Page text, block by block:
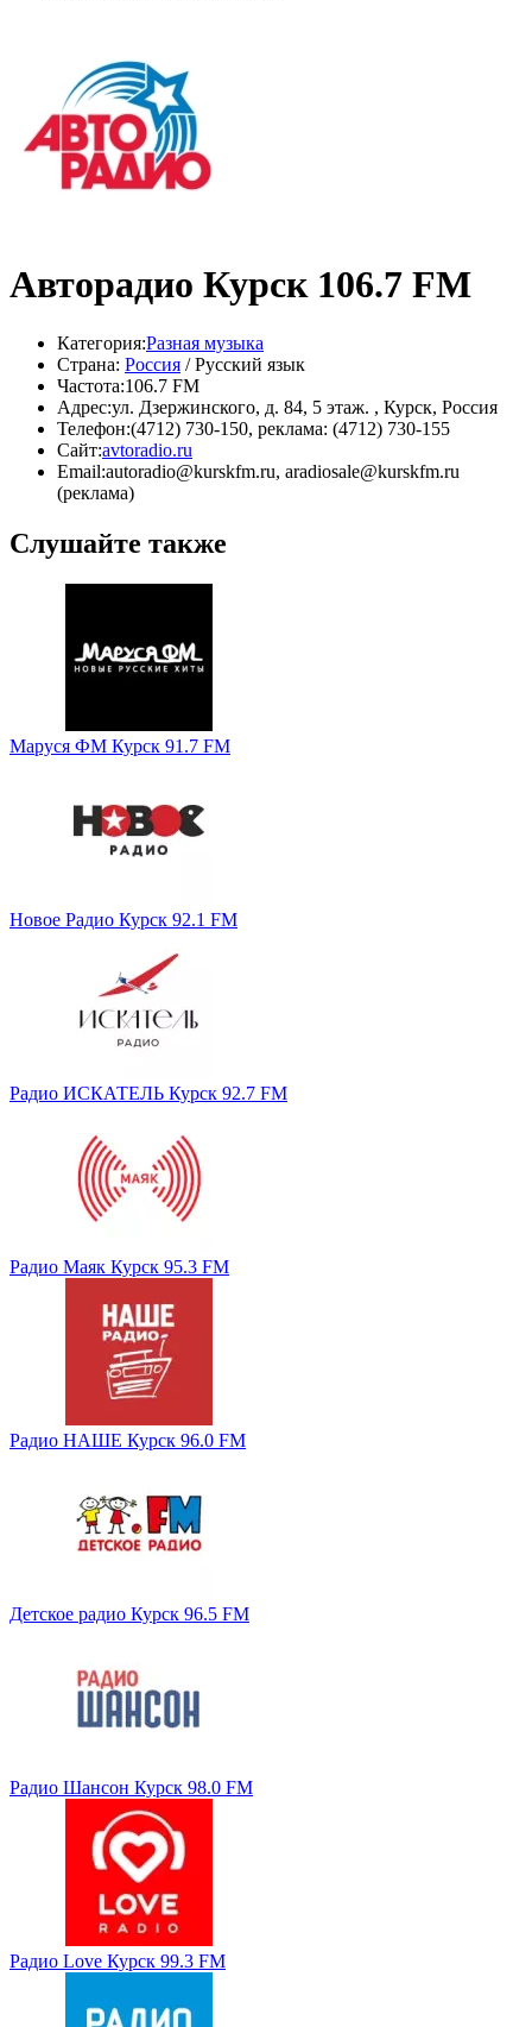
Авторадио Курск 106.7 FM
Категория:Разная музыка
Страна: Россия / Русский язык
Частота:106.7 FM
Адрес:ул. Дзержинского, д. 84, 5 этаж. , Курск, Россия
Телефон:(4712) 730-150, реклама: (4712) 730-155
Сайт:avtoradio.ru
Email:autoradio@kurskfm.ru, aradiosale@kurskfm.ru
(реклама)
Слушайте также
Маруся ФМ Курск 91.7 FM
Новое Радио Курск 92.1 FM
Радио ИСКАТЕЛЬ Курск 92.7 FM
Радио Маяк Курск 95.3 FM
Радио НАШЕ Курск 96.0 FM
Детское радио Курск 96.5 FM
Радио Шансон Курск 98.0 FM
Радио Love Курск 99.3 FM